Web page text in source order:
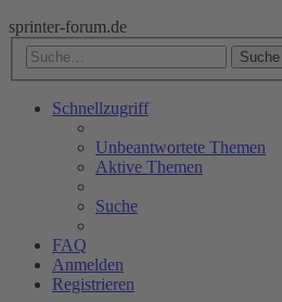
sprinter-forum.de
Suche
Schnellzugriff
Unbeantwortete Themen
Aktive Themen
Suche
FAQ
Anmelden
Registrieren